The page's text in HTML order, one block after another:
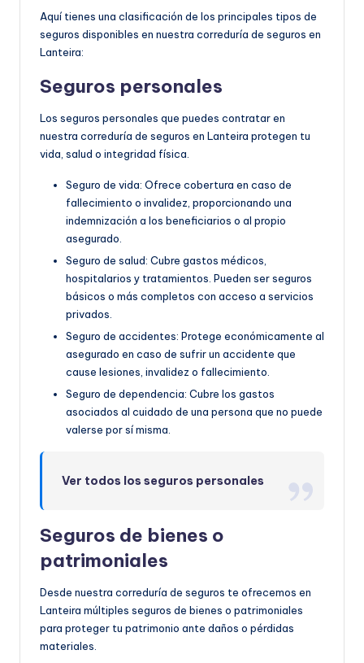
Aquí tienes una clasificación de los principales tipos de
seguros disponibles en nuestra correduría de seguros en
Lanteira:
Seguros personales
Los seguros personales que puedes contratar en
nuestra correduría de seguros en Lanteira protegen tu
vida, salud o integridad física.
Seguro de vida: Ofrece cobertura en caso de
fallecimiento o invalidez, proporcionando una
indemnización a los beneficiarios o al propio
asegurado.
Seguro de salud: Cubre gastos médicos,
hospitalarios y tratamientos. Pueden ser seguros
básicos o más completos con acceso a servicios
privados.
Seguro de accidentes: Protege económicamente al
asegurado en caso de sufrir un accidente que
cause lesiones, invalidez o fallecimiento.
Seguro de dependencia: Cubre los gastos
asociados al cuidado de una persona que no puede
valerse por sí misma.
Ver todos los seguros personales
Seguros de bienes o
patrimoniales
Desde nuestra correduría de seguros te ofrecemos en
Lanteira múltiples seguros de bienes o patrimoniales
para proteger tu patrimonio ante daños o pérdidas
materiales.